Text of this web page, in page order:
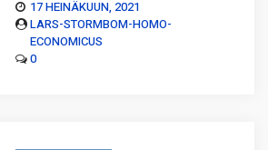
17 HEINÄKUUN, 2021
LARS-STORMBOM-HOMO-
ECONOMICUS
0